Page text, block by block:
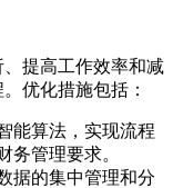
提高工作效率和减
优化措施包括：
能算法，实现流程
务管理要求。
据的集中管理和分